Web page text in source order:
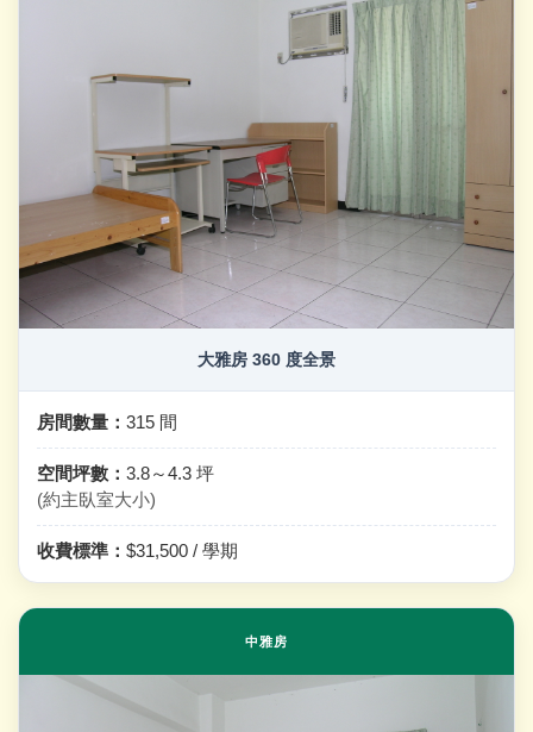
大雅房 360 度全景
房間數量： 315 間
空間坪數： 3.8～4.3 坪
(約主臥室大小)
收費標準： $31,500 / 學期
中雅房